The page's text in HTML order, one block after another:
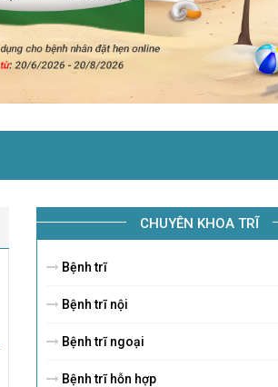
CHUYÊN KHOA TRĨ
Bệnh trĩ
Bệnh trĩ nội
Bệnh trĩ ngoại
Bệnh trĩ hỗn hợp